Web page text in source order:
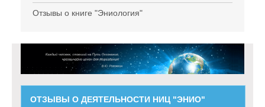
Отзывы о книге "Эниология"
ОТЗЫВЫ О ДЕЯТЕЛЬНОСТИ НИЦ "ЭНИО"